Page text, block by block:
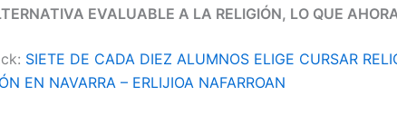
EVALUABLE A LA RELIGIÓN, LO QUE
SIETE DE CADA DIEZ ALUMNOS ELIGE CURSAR
EN NAVARRA – ERLIJIOA NAFARROAN